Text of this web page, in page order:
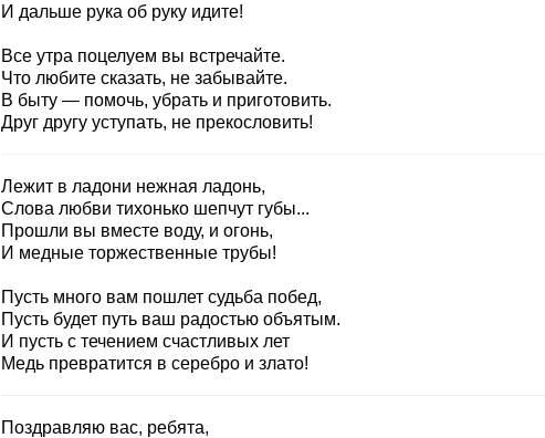
И дальше рука об руку идите!
Все утра поцелуем вы встречайте.
Что любите сказать, не забывайте.
В быту — помочь, убрать и приготовить.
Друг другу уступать, не прекословить!
Лежит в ладони нежная ладонь,
Слова любви тихонько шепчут губы...
Прошли вы вместе воду, и огонь,
И медные торжественные трубы!
Пусть много вам пошлет судьба побед,
Пусть будет путь ваш радостью объятым.
И пусть с течением счастливых лет
Медь превратится в серебро и злато!
Поздравляю вас, ребята,